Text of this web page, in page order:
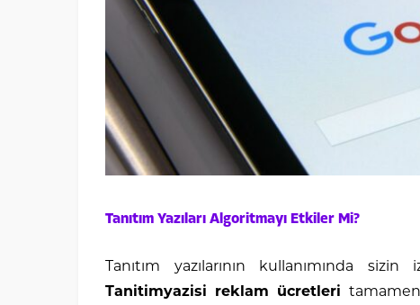
Tanıtım Yazıları Algoritmayı Etkiler Mi?
Tanıtım yazılarının kullanımında
Tanitimyazisi reklam ücretleri